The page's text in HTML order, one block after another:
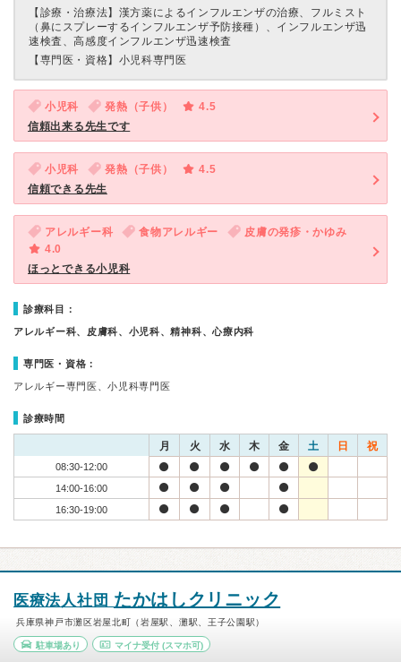
【診療・治療法】 漢方薬によるインフルエンザの治療、フルミスト
（鼻にスプレーするインフルエンザ予防接種）、インフルエンザ迅
速検査、高感度インフルエンザ迅速検査
【専門医・資格】 小児科専門医
小児科 発熱（子供）
4.5
信頼出来る先生です
小児科 発熱（子供）
4.5
信頼できる先生
アレルギー科 食物アレルギー
皮膚の発疹・かゆみ
4.0
ほっとできる小児科
診療科目：
アレルギー科、皮膚科、小児科、精神科、心療内科
専門医・資格：
アレルギー専門医、小児科専門医
診療時間
月 火 水 木 金 土 日 祝
08:30-12:00
14:00-16:00
16:30-19:00
医療法人社団 たかはしクリニック
兵庫県神戸市灘区岩屋北町（岩屋駅、灘駅、王子公園駅）
駐車場あり マイナ受付(スマホ可)